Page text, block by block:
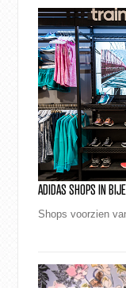
ADIDAS SHOPS IN
Shops voorzien